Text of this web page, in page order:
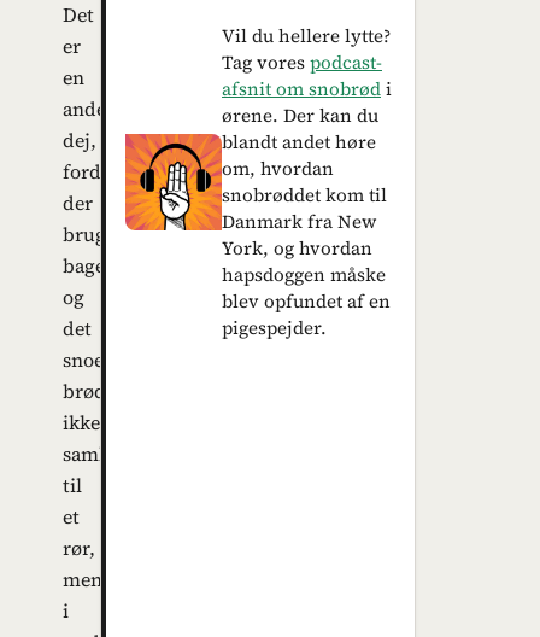
Det
er
en
anderledes
dej,
fordi
der
bruges
bagepulver
og
det
snoede
brød
ikke
samles
til
et
rør,
men
i
Vil du hellere lytte?
Tag vorespodcast-
afsnit om snobrødi
ørene. Der kan du
blandt andet høre
om, hvordan
snobrøddet kom til
Danmark fra New
York, og hvordan
hapsdoggen måske
blev opfundet af en
pigespejder.